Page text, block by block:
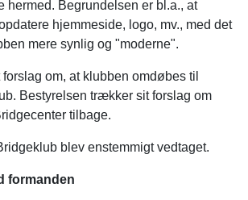
hermed. Begrundelsen er bl.a., at
hjemmeside, logo, mv., med det
mere synlig og "moderne".
om, at klubben omdøbes til
Bestyrelsen trækker sit forslag om
tilbage.
blev enstemmigt vedtaget.
formanden